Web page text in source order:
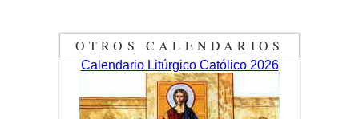
OTROS CALENDARIOS
Calendario Litúrgico Católico 2026